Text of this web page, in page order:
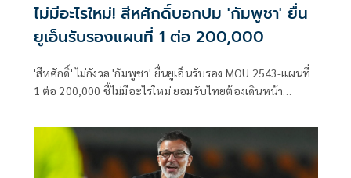
ไม่มีอะไรใหม่! สีหศักดิ์บอกปม 'กัมพูชา' ยื่น
ยูเอ็นรับรองแผนที่ 1 ต่อ 200,000
'สีหศักดิ์' ไม่กังวล 'กัมพูชา' ยื่นยูเอ็นรับรอง MOU 2543-แผนที่
1 ต่อ 200,000​ ชี้ไม่มีอะไรใหม่ ยอมรับไทยต้องเดินหน้า
ระวังตกเป็นเครื่องมือเขมร​